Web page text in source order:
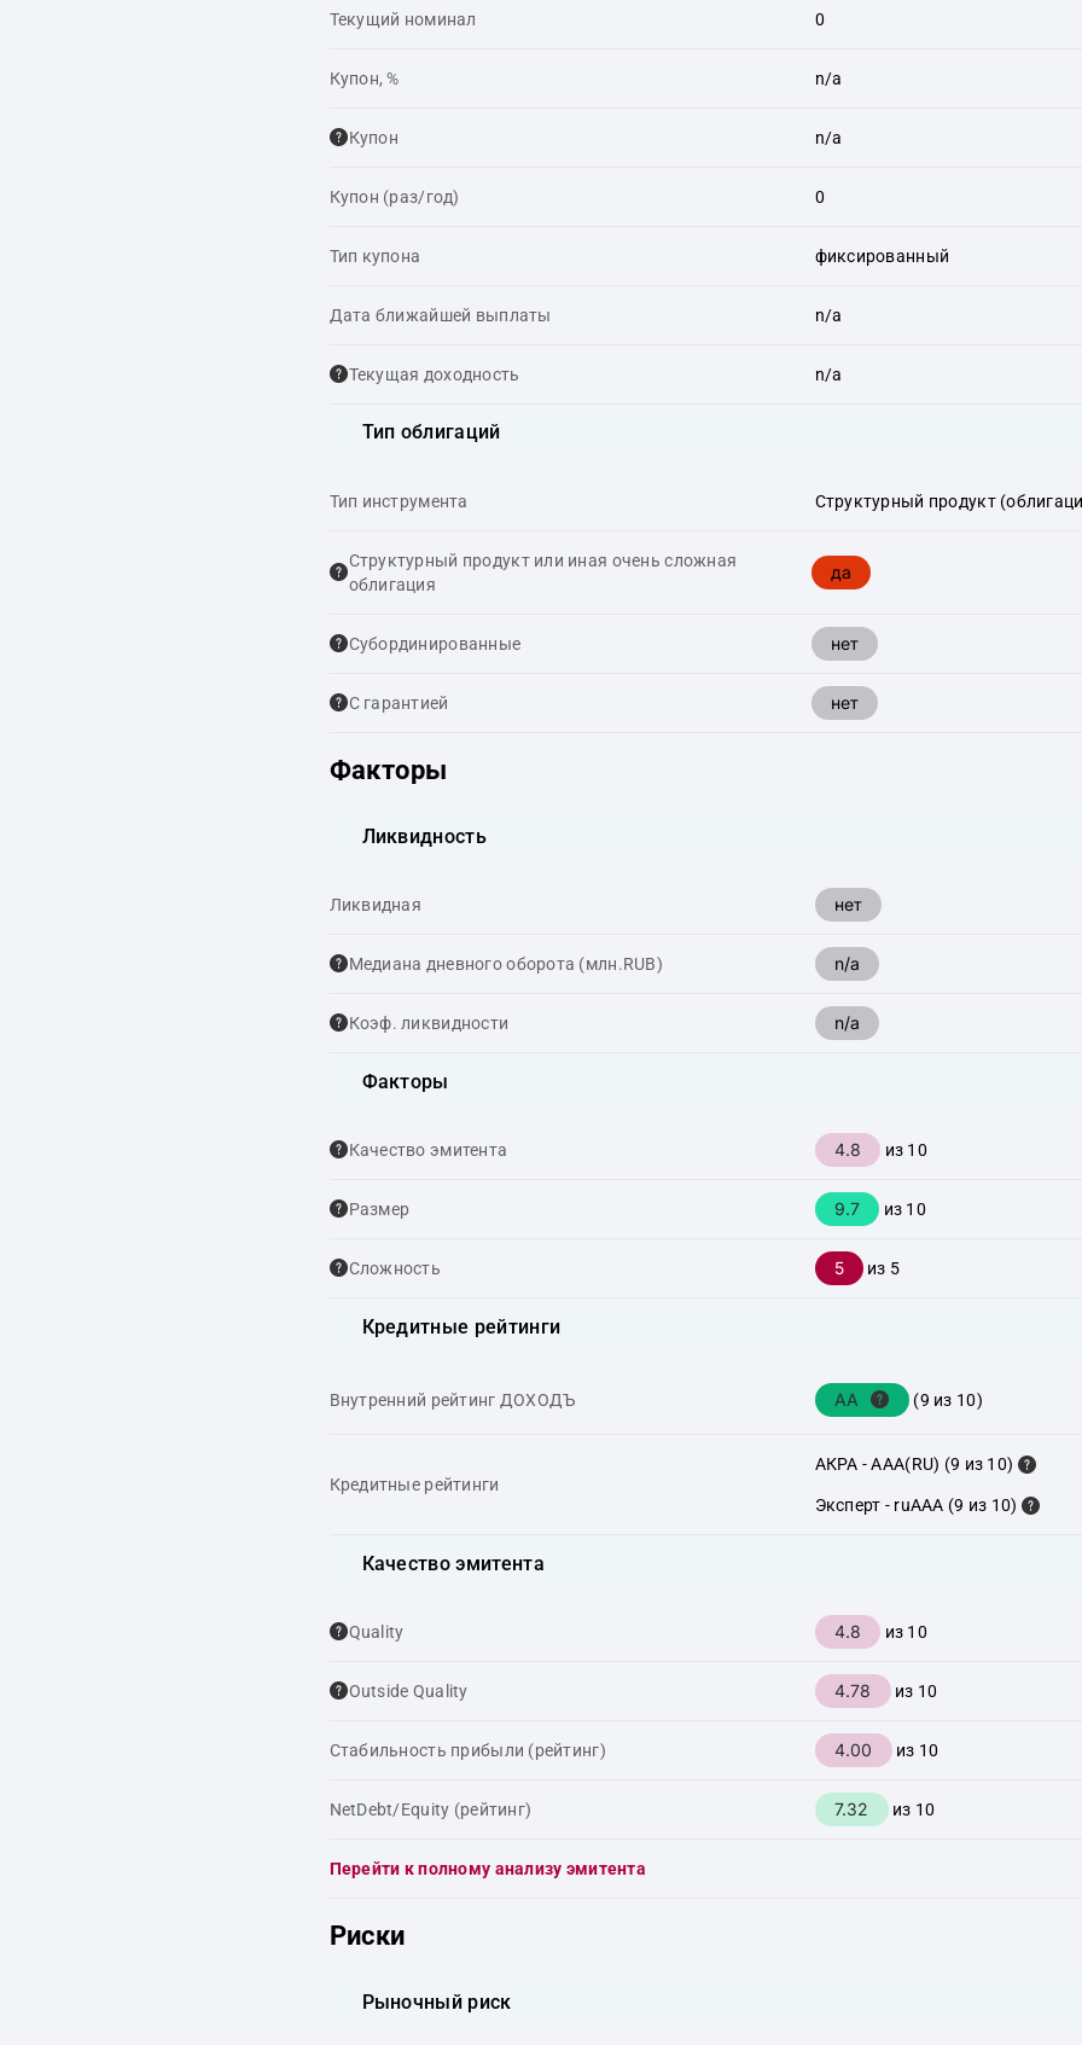
Текущий номинал 0
Купон, % n/a
Купон n/a
Купон (раз/год) 0
Тип купона фиксированный
Дата ближайшей выплаты n/a
Текущая доходность n/a
Тип облигаций
Тип инструмента Структурный продукт
Структурный продукт или иная очень сложная
облигация
да
Cубординированные нет
С гарантией нет
Факторы
Ликвидность
Ликвидная нет
Медиана дневного оборота (млн.RUB) n/a
Коэф. ликвидности n/a
Факторы
Качество эмитента 4.8 из 10
Размер 9.7 из 10
Сложность 5 из 5
Кредитные рейтинги
Внутренний рейтинг ДОХОДЪ AA (9 из 10)
Кредитные рейтинги
АКРА - AAA(RU) (9 из 10)
Эксперт - ruAAA (9 из 10)
Качество эмитента
Quality 4.8 из 10
Outside Quality 4.78 из 10
Стабильность прибыли (рейтинг) 4.00 из 10
NetDebt/Equity (рейтинг) 7.32 из 10
Перейти к полному анализу эмитента
Риски
Рыночный риск